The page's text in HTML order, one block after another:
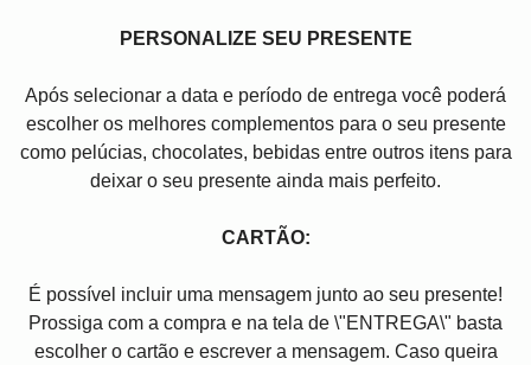
PERSONALIZE SEU PRESENTE
Após selecionar a data e período de entrega você poder
escolher os melhores complementos para o seu presente
como pelúcias, chocolates, bebidas entre outros itens para
deixar o seu presente ainda mais perfeito.
CARTÃO:
É possível incluir uma mensagem junto ao seu presente!
Prossiga com a compra e na tela de \"ENTREGA\" basta
escolher o cartão e escrever a mensagem. Caso queira